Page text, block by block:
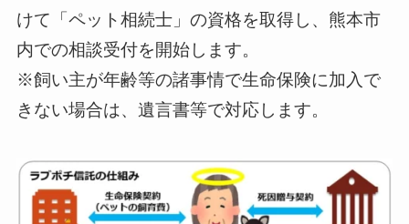
けて「ペット相続士」の資格を取得し、熊本市
内での相談受付を開始します。
※飼い主が年齢等の諸事情で生命保険に加入で
きない場合は、遺言書等で対応します。